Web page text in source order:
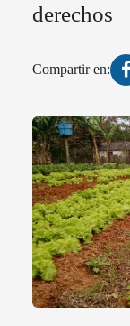
derechos
Compartir en: